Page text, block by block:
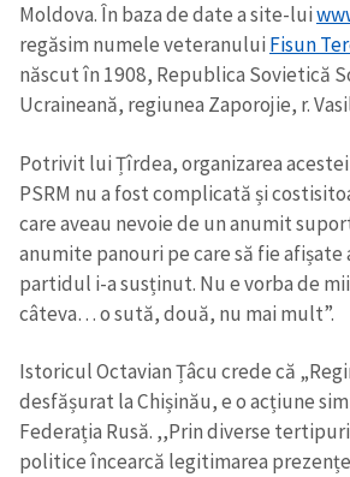
Moldova. În baza de date a site-lui
regăsim numele veteranuluiFisun
născut în 1908, Republica Sovietică
Ucraineană, regiunea Zaporojie, r.
Potrivit lui Țîrdea, organizarea
PSRM nu a fost complicată și
care aveau nevoie de un anumit
anumite panouri pe care să fie afișate
partidul i-a susținut. Nu e vorba de
câteva… o sută, două, nu mai mult”.
Istoricul Octavian Țâcu crede că
desfășurat la Chișinău, e o acțiune
Federația Rusă. ,,Prin diverse
politice încearcă legitimarea